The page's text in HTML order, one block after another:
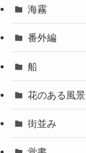
海霧
番外編
船
花のある風景
街並み